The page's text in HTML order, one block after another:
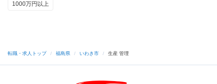
1000万円以上
転職・求人トップ / 福島県 / いわき市 / 生産 管理